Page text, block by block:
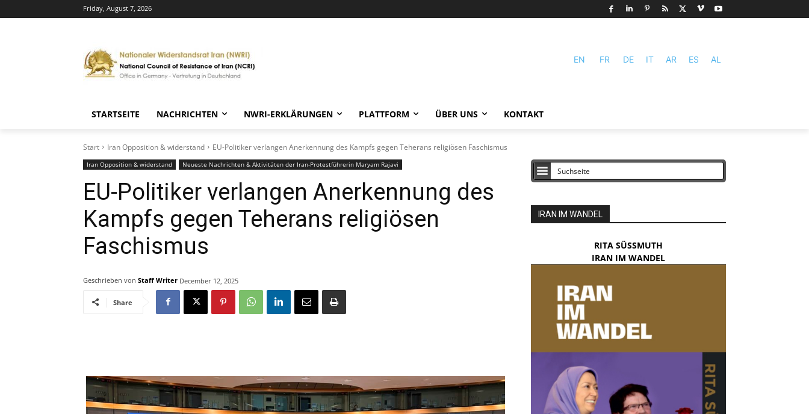
Friday, August 7, 2026
EN FR DE IT AR ES AL
STARTSEITE NACHRICHTEN NWRI-ERKLÄRUNGEN PLATTFORM ÜBER UNS KONTAKT
Start Iran Opposition & widerstand EU-Politiker verlangen Anerkennung des Kampfs gegen Teherans religiösen Faschismus
Iran Opposition & widerstand Neueste Nachrichten & Aktivitäten der Iran-Protestführerin Maryam Rajavi
EU-Politiker verlangen Anerkennung des
Kampfs gegen Teherans religiösen
Faschismus
Geschrieben von Staff Writer December 12, 2025
Share
IRAN IM WANDEL
RITA SÜSSMUTH
IRAN IM WANDEL